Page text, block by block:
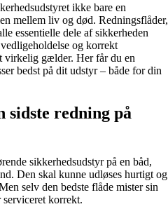
ikke bare en
mellem liv og død. Redningsflåder,
essentielle dele af sikkerheden
og korrekt
virkelig gælder. Her får du en
bedst på dit udstyr – både for din
sidste redning på
sikkerhedsudstyr på en båd,
Den skal kunne udløses hurtigt og
selv den bedste flåde mister sin
korrekt.